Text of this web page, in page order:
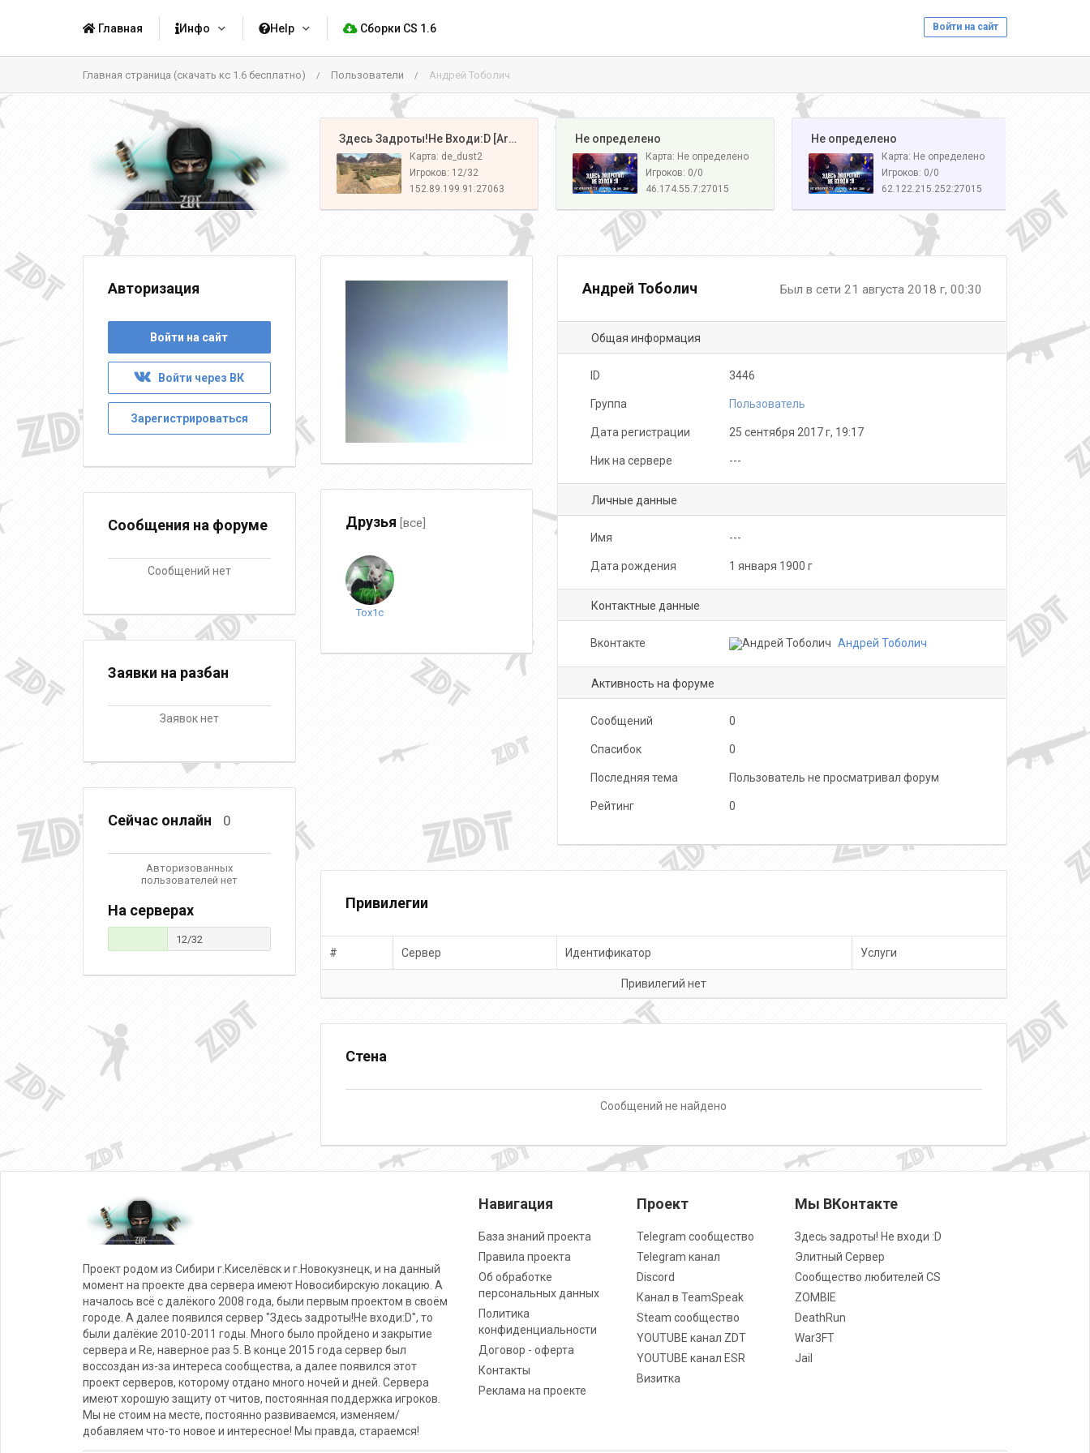
Войти на сайт
Главная Инфо Help Сборки CS 1.6
Главная страница (скачать кс 1.6 бесплатно) / Пользователи / Андрей Тоболич
️ Здесь Задроты!Не Входи:D [Army#1]
Карта: de_dust2
Игроков: 12/32
152.89.199.91:27063
️ Не определено
Карта: Не определено
Игроков: 0/0
46.174.55.7:27015
️ Не определено
Карта: Не определено
Игроков: 0/0
62.122.215.252:27015
Друзья [все]
Tox1c
Андрей Тоболич Был в сети 21 августа 2018 г, 00:30
Общая информация
ID 3446
Группа Пользователь
Дата регистрации 25 сентября 2017 г, 19:17
Ник на сервере ---
Личные данные
Имя ---
Дата рождения 1 января 1900 г
Контактные данные
Вконтакте Андрей Тоболич
Активность на форуме
Сообщений 0
Спасибок 0
Последняя тема Пользователь не просматривал форум
Рейтинг 0
Привилегии
# Сервер Идентификатор Услуги
Привилегий нет
Стена
Сообщений не найдено
Авторизация
Войти на сайт
Войти через ВК
Зарегистрироваться
Сообщения на форуме
Сообщений нет
Заявки на разбан
Заявок нет
Сейчас онлайн 0
Авторизованных
пользователей нет
На серверах
12/32
Проект родом из Сибири г.Киселёвск и г.Новокузнецк, и на данный
момент на проекте два сервера имеют Новосибирскую локацию. А
началось всё с далёкого 2008 года, были первым проектом в своём
городе. А далее появился сервер "Здесь задроты!Не входи:D", то
были далёкие 2010-2011 годы. Много было пройдено и закрытие
сервера и Re, наверное раз 5. В конце 2015 года сервер был
воссоздан из-за интереса сообщества, а далее появился этот
проект серверов, которому отдано много ночей и дней. Сервера
имеют хорошую защиту от читов, постоянная поддержка игроков.
Мы не стоим на месте, постоянно развиваемся, изменяем/
добавляем что-то новое и интересное! Мы правда, стараемся!
Навигация
База знаний проекта
Правила проекта
Об обработке
персональных данных
Политика
конфиденциальности
Договор - оферта
Контакты
Реклама на проекте
Проект
Telegram сообщество
Telegram канал
Discord
Канал в TeamSpeak
Steam сообщество
YOUTUBE канал ZDT
YOUTUBE канал ESR
Визитка
Мы ВКонтакте
Здесь задроты! Не входи :D
Элитный Сервер
Сообщество любителей CS
ZOMBIE
DeathRun
War3FT
Jail